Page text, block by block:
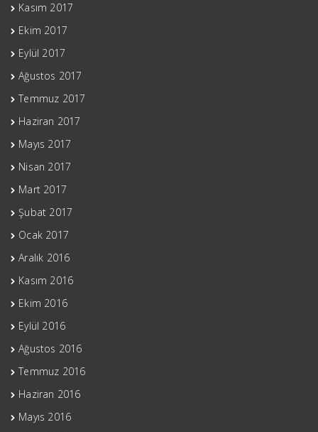
Kasım 2017
Ekim 2017
Eylül 2017
Ağustos 2017
Temmuz 2017
Haziran 2017
Mayıs 2017
Nisan 2017
Mart 2017
Şubat 2017
Ocak 2017
Aralık 2016
Kasım 2016
Ekim 2016
Eylül 2016
Ağustos 2016
Temmuz 2016
Haziran 2016
Mayıs 2016